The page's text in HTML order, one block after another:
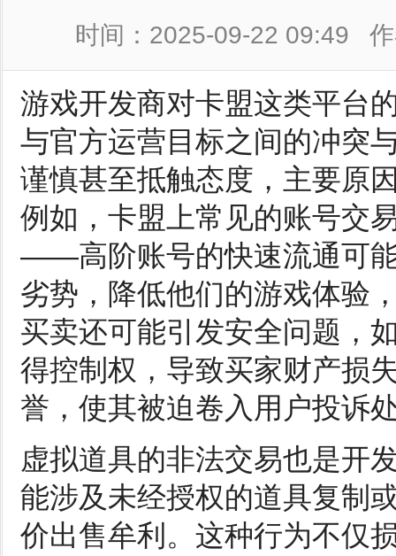
时间：2025-09-22 09:49
游戏开发商对卡盟这类平台
与官方运营目标之间的冲突
谨慎甚至抵触态度，主要原
例如，卡盟上常见的账号交
——高阶账号的快速流通可
劣势，降低他们的游戏体验
买卖还可能引发安全问题，
得控制权，导致买家财产损
誉，使其被迫卷入用户投诉
虚拟道具的非法交易也是开
能涉及未经授权的道具复制
价出售牟利。这种行为不